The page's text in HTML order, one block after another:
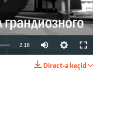
2:18
Direct-ə keçid